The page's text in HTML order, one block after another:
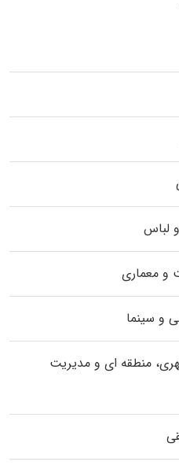
لباس
و معماری
و سینما
منطقه‌ ای و مدیریت